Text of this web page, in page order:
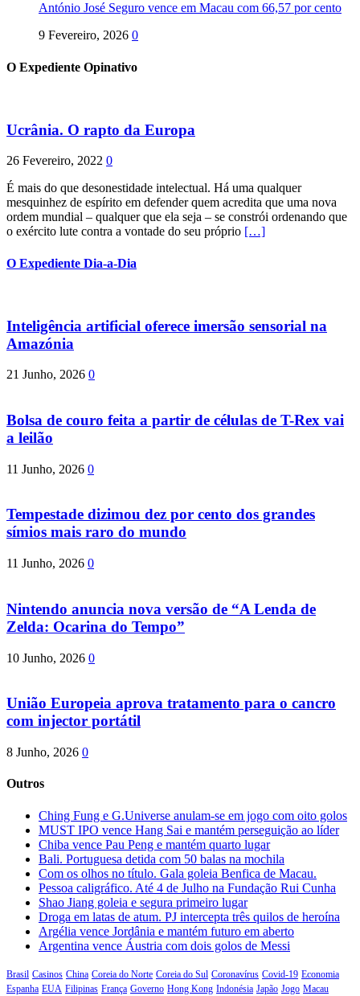
António José Seguro vence em Macau com 66,57 por cento
9 Fevereiro, 2026 0
O Expediente Opinativo
Ucrânia. O rapto da Europa
26 Fevereiro, 2022 0
É mais do que desonestidade intelectual. Há uma qualquer
mesquinhez de espírito em defender quem acredita que uma nova
ordem mundial – qualquer que ela seja – se constrói ordenando que
o exército lute contra a vontade do seu próprio […]
O Expediente Dia-a-Dia
Inteligência artificial oferece imersão sensorial na
Amazónia
21 Junho, 2026 0
Bolsa de couro feita a partir de células de T-Rex vai
a leilão
11 Junho, 2026 0
Tempestade dizimou dez por cento dos grandes
símios mais raro do mundo
11 Junho, 2026 0
Nintendo anuncia nova versão de “A Lenda de
Zelda: Ocarina do Tempo”
10 Junho, 2026 0
União Europeia aprova tratamento para o cancro
com injector portátil
8 Junho, 2026 0
Outros
Ching Fung e G.Universe anulam-se em jogo com oito golos
MUST IPO vence Hang Sai e mantém perseguição ao líder
Chiba vence Pau Peng e mantém quarto lugar
Bali. Portuguesa detida com 50 balas na mochila
Com os olhos no título. Gala goleia Benfica de Macau.
Pessoa caligráfico. Até 4 de Julho na Fundação Rui Cunha
Shao Jiang goleia e segura primeiro lugar
Droga em latas de atum. PJ intercepta três quilos de heroína
Argélia vence Jordânia e mantém futuro em aberto
Argentina vence Áustria com dois golos de Messi
Brasil Casinos China Coreia do Norte Coreia do Sul Coronavírus Covid-19 Economia
Espanha EUA Filipinas França Governo Hong Kong Indonésia Japão Jogo Macau